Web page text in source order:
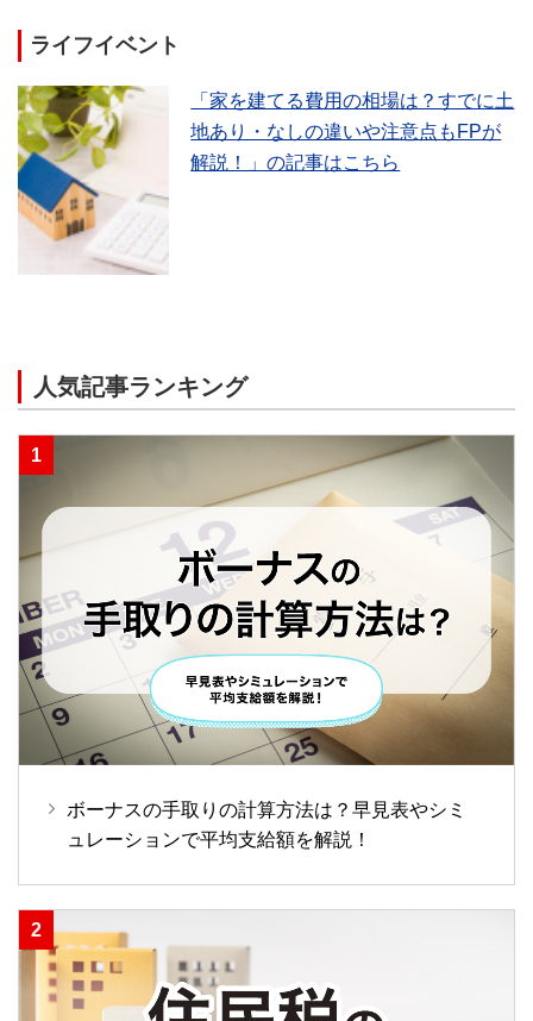
ライフイベント
「家を建てる費用の相場は？すでに土
地あり・なしの違いや注意点もFPが
解説！」の記事はこちら
人気記事ランキング
ボーナスの手取りの計算方法は？早見表やシミ
ュレーションで平均支給額を解説！